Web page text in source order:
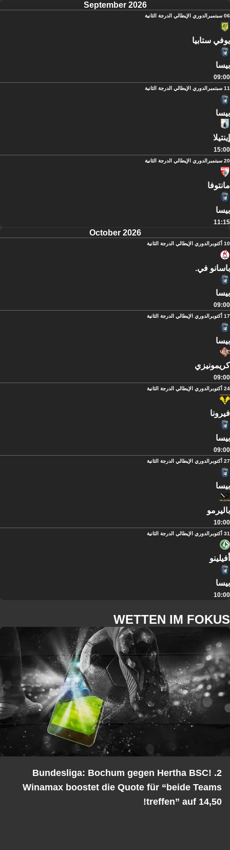
September 2026
06 سبتمبر الدوري الإيطالي الدرجة الثانية
يوفي ستابيا
بيسا
09:00
11 سبتمبر الدوري الإيطالي الدرجة الثانية
بيسا
إينتيلا
15:00
20 سبتمبر الدوري الإيطالي الدرجة الثانية
مانتوفا
بيسا
11:15
October 2026
10 أكتوبر الدوري الإيطالي الدرجة الثانية
باسانو في.
بيسا
09:00
17 أكتوبر الدوري الإيطالي الدرجة الثانية
بيسا
كريمونيزي
09:00
24 أكتوبر الدوري الإيطالي الدرجة الثانية
فيرونا
بيسا
09:00
27 أكتوبر الدوري الإيطالي الدرجة الثانية
بيسا
باليرمو
10:00
31 أكتوبر الدوري الإيطالي الدرجة الثانية
أفيلينو
بيسا
10:00
WETTEN IM FOKUS
2. Bundesliga: Bochum gegen Hertha BSC!
Winamax boostet die Quote für “beide Teams
treffen” auf 14,50!